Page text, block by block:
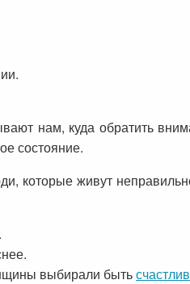
нам, куда обратить
состояние.
которые живут
выбирали быть